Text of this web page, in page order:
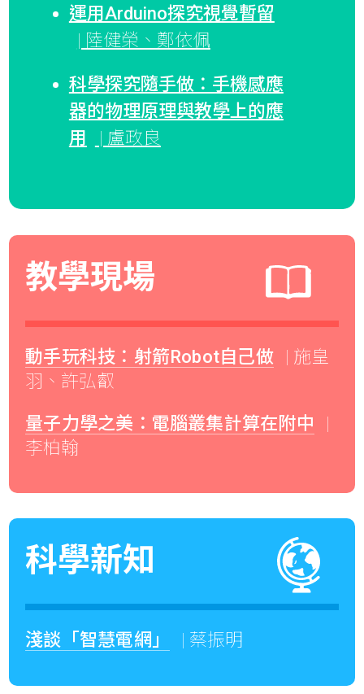
運用Arduino探究視覺暫留
| 陸健榮、鄭依佩
科學探究隨手做：手機感應
器的物理原理與教學上的應
用
| 盧政良
教學現場
動手玩科技：射箭Robot自己做
| 施皇
羽、許弘叡
量子力學之美：電腦叢集計算在附中
|
李柏翰
科學新知
淺談「智慧電網」 | 蔡振明